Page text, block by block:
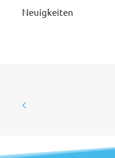
Neuigkeiten